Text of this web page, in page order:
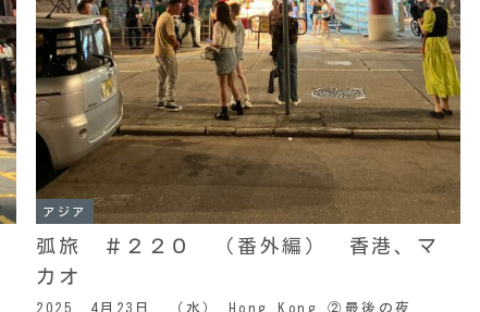
アジア
弧旅 ＃２２０ （番外編） 香港、マ
カオ
2025 4月23日 （水） Hong Kong ②最後の夜